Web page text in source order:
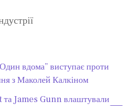
вдома” виступає проти
з Маколей Калкіном
James Gunn влаштували